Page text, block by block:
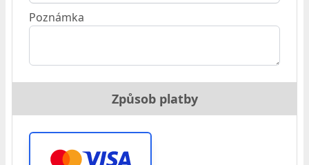
Poznámka
Způsob platby